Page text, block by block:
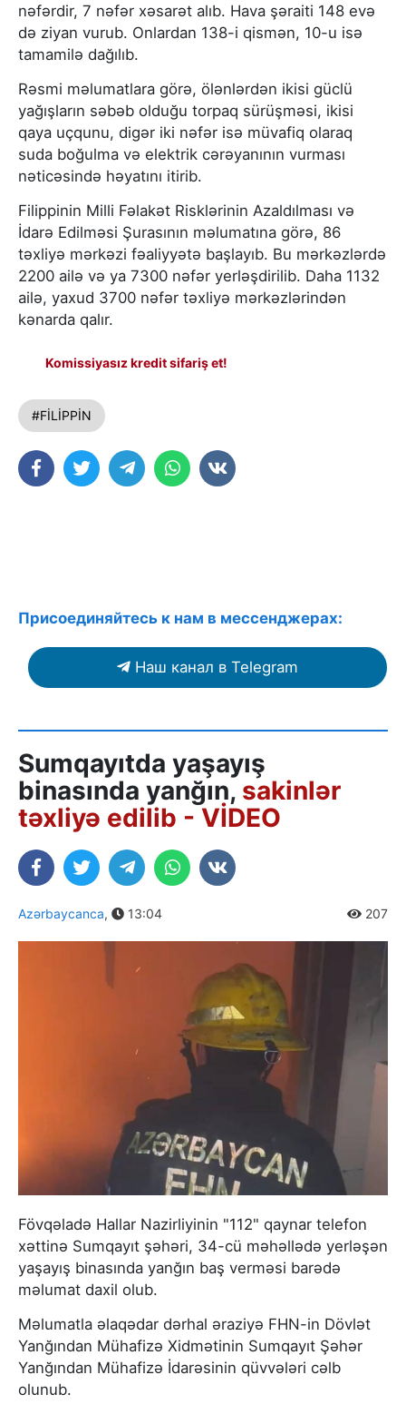
nəfərdir, 7 nəfər xəsarət alıb. Hava şəraiti 148 evə
də ziyan vurub. Onlardan 138-i qismən, 10-u isə
tamamilə dağılıb.
Rəsmi məlumatlara görə, ölənlərdən ikisi güclü
yağışların səbəb olduğu torpaq sürüşməsi, ikisi
qaya uçqunu, digər iki nəfər isə müvafiq olaraq
suda boğulma və elektrik cərəyanının vurması
nəticəsində həyatını itirib.
Filippinin Milli Fəlakət Risklərinin Azaldılması və
İdarə Edilməsi Şurasının məlumatına görə, 86
təxliyə mərkəzi fəaliyyətə başlayıb. Bu mərkəzlərdə
2200 ailə və ya 7300 nəfər yerləşdirilib. Daha 1132
ailə, yaxud 3700 nəfər təxliyə mərkəzlərindən
kənarda qalır.
Komissiyasız kredit sifariş et!
#FİLİPPİN
Присоединяйтесь к нам в мессенджерах:
Наш канал в Telegram
Sumqayıtda yaşayış
binasında yanğın, sakinlər
təxliyə edilib - VİDEO
Azərbaycanca, 13:04 207
Fövqəladə Hallar Nazirliyinin "112" qaynar telefon
xəttinə Sumqayıt şəhəri, 34-cü məhəllədə yerləşən
yaşayış binasında yanğın baş verməsi barədə
məlumat daxil olub.
Məlumatla əlaqədar dərhal əraziyə FHN-in Dövlət
Yanğından Mühafizə Xidmətinin Sumqayıt Şəhər
Yanğından Mühafizə İdarəsinin qüvvələri cəlb
olunub.